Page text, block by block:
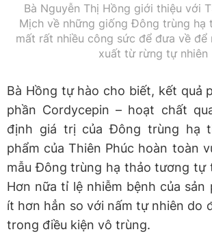
Bà Nguyễn Thị Hồng giới thiệu với
Mịch về những giống Đông trùng hạ
mất rất nhiều công sức để đưa về để
xuất từ rừng tự nhiên
Bà Hồng tự hào cho biết, kết quả
phần Cordycepin – hoạt chất
định giá trị của Đông trùng hạ
phẩm của Thiên Phúc hoàn toàn
mẫu Đông trùng hạ thảo tương tự
Hơn nữa tỉ lệ nhiễm bệnh của sản
ít hơn hẳn so với nấm tự nhiên do
trong điều kiện vô trùng.